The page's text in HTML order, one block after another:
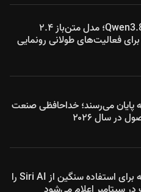
علی‌بابا از Qwen3.8-Max؛ مدل متن‌باز ۲.۴
برای فعالیت‌های طولانی رونمایی
پایان می‌رسند؛ خداحافظی صنعت
اپل دریافت هزینه برای استفاده سنگین از Siri AI را